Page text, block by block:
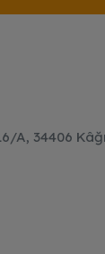
A, 34406